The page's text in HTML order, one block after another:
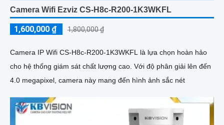
Camera Wifi Ezviz CS-H8c-R200-1K3WKFL
1,600,000 ₫ 1,800,000 ₫
Camera IP Wifi CS-H8c-R200-1K3WKFL là lựa chọn hoàn hảo
cho hệ thống giám sát chất lượng cao. Với độ phân giải lên đến
4.0 megapixel, camera này mang đến hình ảnh sắc nét